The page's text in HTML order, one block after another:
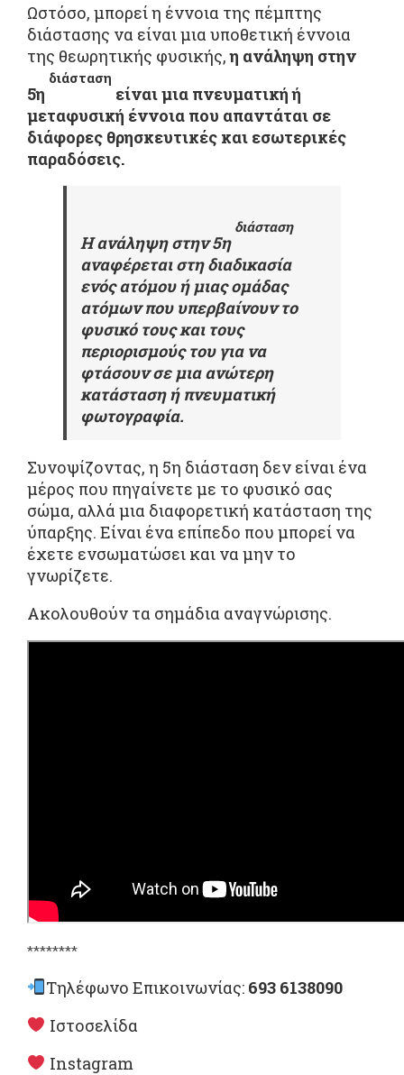
Ωστόσο, μπορεί η έννοια της πέμπτης
διάστασης να είναι μια υποθετική έννοια
της θεωρητικής φυσικής,η ανάληψη στην
5η
διάσταση
είναι μια πνευματική ή
μεταφυσική έννοια που απαντάται σε
διάφορες θρησκευτικές και εσωτερικές
παραδόσεις.
Η ανάληψη στην 5η
διάσταση
αναφέρεται στη διαδικασία
ενός ατόμου ή μιας ομάδας
ατόμων που υπερβαίνουν το
φυσικό τους και τους
περιορισμούς του για να
φτάσουν σε μια ανώτερη
κατάσταση ή πνευματική
φωτογραφία.
Συνοψίζοντας, η 5η διάσταση δεν είναι ένα
μέρος που πηγαίνετε με το φυσικό σας
σώμα, αλλά μια διαφορετική κατάσταση της
ύπαρξης. Είναι ένα επίπεδο που μπορεί να
έχετε ενσωματώσει και να μην το
γνωρίζετε.
Ακολουθούν τα σημάδια αναγνώρισης.
********
Τηλέφωνο Επικοινωνίας: 693 6138090
Ιστοσελίδα
Instagram